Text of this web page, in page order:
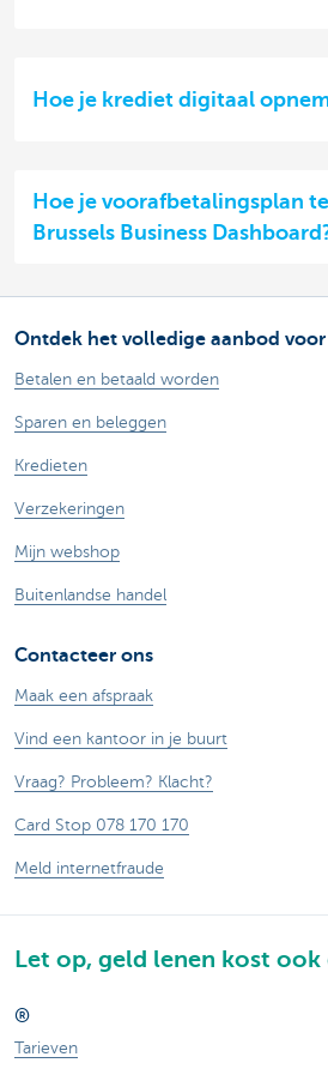
Hoe je krediet digitaal
Hoe je voorafbetalingsplan
Brussels Business
Ontdek het volledige aanbod
Betalen en betaald worden
Sparen en beleggen
Kredieten
Verzekeringen
Mijn webshop
Buitenlandse handel
Contacteer ons
Maak een afspraak
Vind een kantoor in je buurt
Vraag? Probleem? Klacht?
Card Stop 078 170 170
Meld internetfraude
Let op, geld lenen kost ook
®
Tarieven